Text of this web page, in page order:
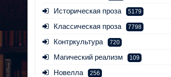
Историческая проза 5179
Классическая проза 7798
Контркультура 720
Магический реализм 109
Новелла 256